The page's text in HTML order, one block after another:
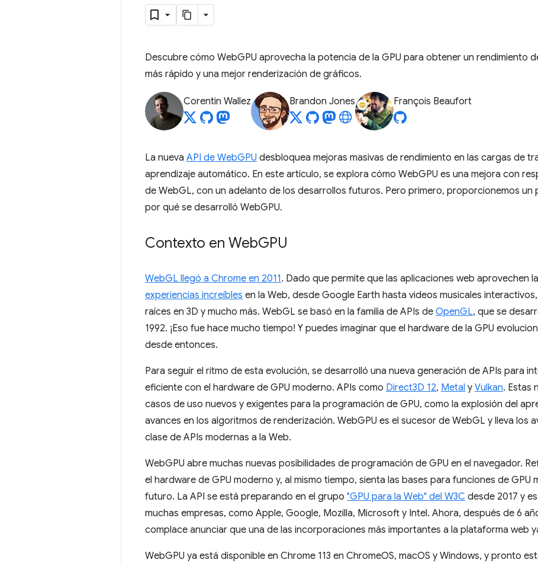
Descubre cómo WebGPU aprovecha la potencia de la GPU para obtener un rendimiento
más rápido y una mejor renderización de gráficos.
Corentin Wallez Brandon Jones François Beaufort
La nueva API de WebGPU desbloquea mejoras masivas de rendimiento en las cargas de
aprendizaje automático. En este artículo, se explora cómo WebGPU es una mejora con
de WebGL, con un adelanto de los desarrollos futuros. Pero primero, proporcionemos
por qué se desarrolló WebGPU.
Contexto en WebGPU
WebGL llegó a Chrome en 2011. Dado que permite que las aplicaciones web aprovechen
experiencias increíbles en la Web, desde Google Earth hasta videos musicales
raíces en 3D y mucho más. WebGL se basó en la familia de APIs de OpenGL, que se
1992. ¡Eso fue hace mucho tiempo! Y puedes imaginar que el hardware de la GPU
desde entonces.
Para seguir el ritmo de esta evolución, se desarrolló una nueva generación de APIs para
eficiente con el hardware de GPU moderno. APIs como Direct3D 12, Metal y Vulkan. Estas
casos de uso nuevos y exigentes para la programación de GPU, como la explosión del
avances en los algoritmos de renderización. WebGPU es el sucesor de WebGL y lleva los
clase de APIs modernas a la Web.
WebGPU abre muchas nuevas posibilidades de programación de GPU en el navegador.
el hardware de GPU moderno y, al mismo tiempo, sienta las bases para funciones de GPU
futuro. La API se está preparando en el grupo "GPU para la Web" del W3C desde 2017 y
muchas empresas, como Apple, Google, Mozilla, Microsoft y Intel. Ahora, después de 6
complace anunciar que una de las incorporaciones más importantes a la plataforma web
WebGPU ya está disponible en Chrome 113 en ChromeOS, macOS y Windows, y pronto